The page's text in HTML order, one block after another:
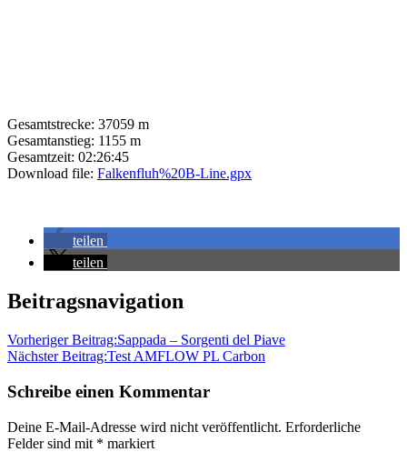
Gesamtstrecke: 37059 m
Gesamtanstieg: 1155 m
Gesamtzeit: 02:26:45
Download file: Falkenfluh%20B-Line.gpx
teilen
teilen
Amflow
PL
TrailFalkenfluhGügguHäutligenHeiegrabeHeimenschwand
TrailSchafeggTest
Beitragsnavigation
Vorheriger Beitrag:Sappada – Sorgenti del Piave
Nächster Beitrag:Test AMFLOW PL Carbon
Schreibe einen Kommentar
Deine E-Mail-Adresse wird nicht veröffentlicht. Erforderliche
Felder sind mit * markiert